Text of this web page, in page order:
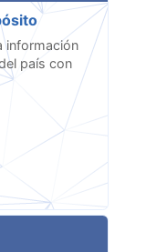
información
país con